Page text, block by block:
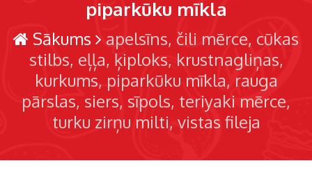
piparkūku mīkla
Sākums apelsīns čili mērce cūkas
stilbs eļļa ķiploks krustnagliņas
kurkums piparkūku mīkla rauga
pārslas siers sīpols teriyaki mērce
turku zirņu milti vistas fileja